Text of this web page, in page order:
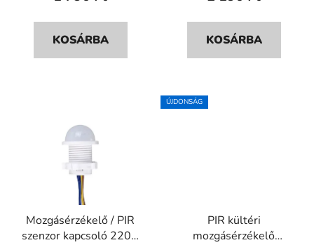
KOSÁRBA
ből
KOSÁRBA
Mozgásérzékelő / PIR
szenzor kapcsoló 220V
ÚJDONSÁG
PIR kültéri
mozgásérzékelő